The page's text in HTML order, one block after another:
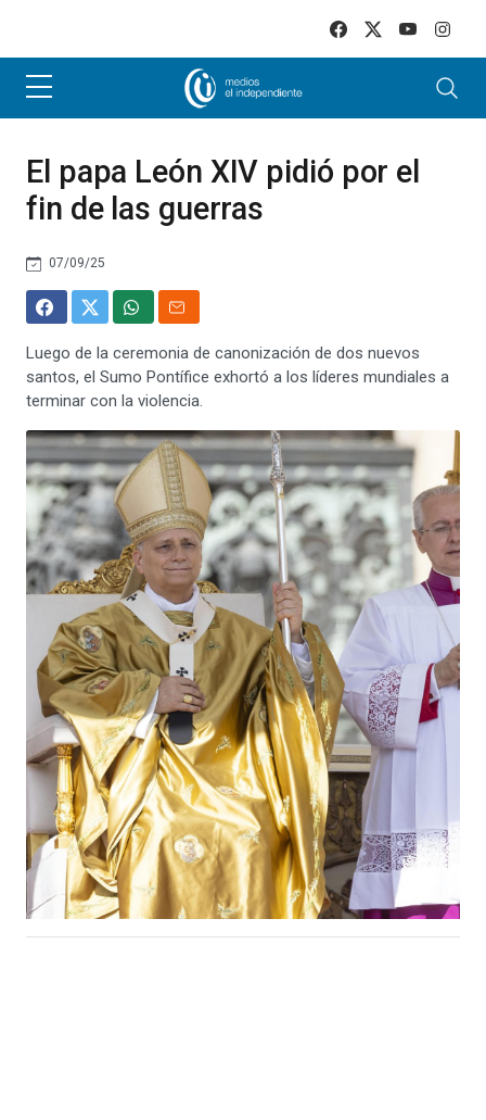
El papa León XIV pidió por el
fin de las guerras
07/09/25
Luego de la ceremonia de canonización de dos nuevos
santos, el Sumo Pontífice exhortó a los líderes mundiales a
terminar con la violencia.